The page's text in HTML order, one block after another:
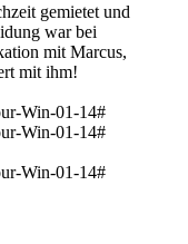
gemietet und
war bei
mit Marcus,
mit ihm!
Win-01-14#
Win-01-14#
­Win-­01-­14#­